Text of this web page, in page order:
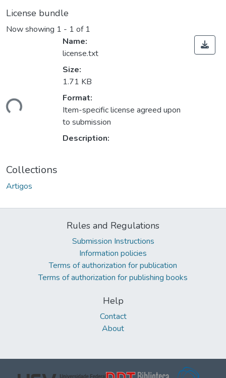
License bundle
Now showing 1 - 1 of 1
Loading...
Name:
license.txt
Size:
1.71 KB
Format:
Item-specific license agreed upon
to submission
Description:
Collections
Artigos
Rules and Regulations
Submission Instructions
Information policies
Terms of authorization for publication
Terms of authorization for publishing books
Help
Contact
About